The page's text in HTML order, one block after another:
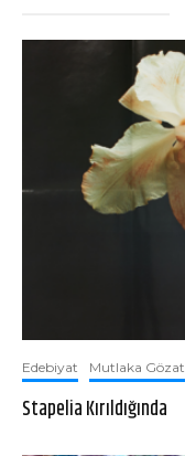
Edebiyat Mutlaka Gözat
Stapelia Kırıldığında